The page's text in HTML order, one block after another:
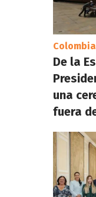
De la
una
fuera